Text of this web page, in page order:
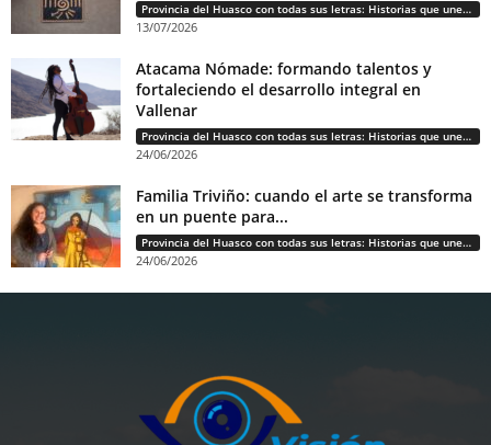
Provincia del Huasco con todas sus letras: Historias que unen cultura, diversidad e identidad
13/07/2026
Atacama Nómade: formando talentos y
fortaleciendo el desarrollo integral en
Vallenar
Provincia del Huasco con todas sus letras: Historias que unen cultura, diversidad e identidad
24/06/2026
Familia Triviño: cuando el arte se transforma
en un puente para...
Provincia del Huasco con todas sus letras: Historias que unen cultura, diversidad e identidad
24/06/2026